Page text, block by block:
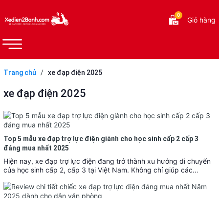
0
Giỏ hàng
Trang chủ / xe đạp điện 2025
xe đạp điện 2025
Top 5 mẫu xe đạp trợ lực điện giành cho học sinh cấp 2 cấp 3
đáng mua nhất 2025
Hiện nay, xe đạp trợ lực điện đang trở thành xu hướng di chuyển
của học sinh cấp 2, cấp 3 tại Việt Nam. Không chỉ giúp các…